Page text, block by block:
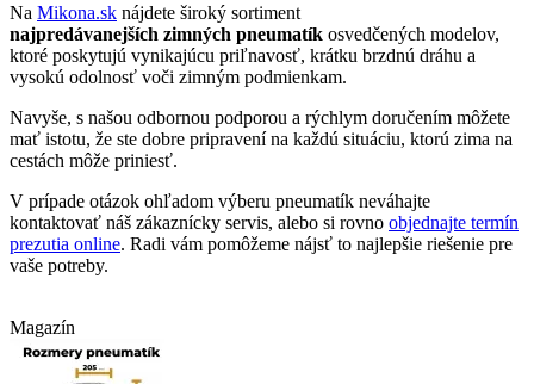
Na Mikona.sk nájdete široký sortiment
najpredávanejších zimných pneumatík osvedčených modelov,
ktoré poskytujú vynikajúcu priľnavosť, krátku brzdnú dráhu a
vysokú odolnosť voči zimným podmienkam.
Navyše, s našou odbornou podporou a rýchlym doručením môžete
mať istotu, že ste dobre pripravení na každú situáciu, ktorú zima na
cestách môže priniesť.
V prípade otázok ohľadom výberu pneumatík neváhajte
kontaktovať náš zákaznícky servis, alebo si rovno objednajte termín
prezutia online. Radi vám pomôžeme nájsť to najlepšie riešenie pre
vaše potreby.
Magazín